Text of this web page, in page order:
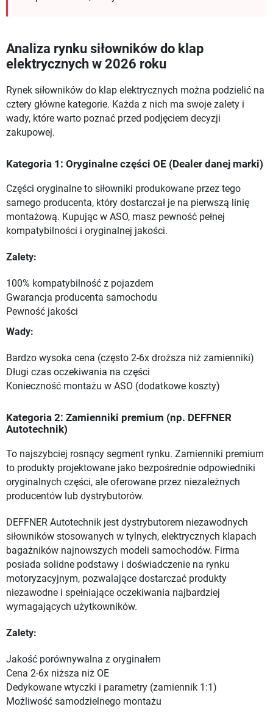
Analiza rynku siłowników do klap
elektrycznych w 2026 roku
Rynek siłowników do klap elektrycznych można podzielić na
cztery główne kategorie. Każda z nich ma swoje zalety i
wady, które warto poznać przed podjęciem decyzji
zakupowej.
Kategoria 1: Oryginalne części OE (Dealer danej marki)
Części oryginalne to siłowniki produkowane przez tego
samego producenta, który dostarczał je na pierwszą linię
montażową. Kupując w ASO, masz pewność pełnej
kompatybilności i oryginalnej jakości.
Zalety:
100% kompatybilność z pojazdem
Gwarancja producenta samochodu
Pewność jakości
Wady:
Bardzo wysoka cena (często 2-6x droższa niż zamienniki)
Długi czas oczekiwania na części
Konieczność montażu w ASO (dodatkowe koszty)
Kategoria 2: Zamienniki premium (np. DEFFNER
Autotechnik)
To najszybciej rosnący segment rynku. Zamienniki premium
to produkty projektowane jako bezpośrednie odpowiedniki
oryginalnych części, ale oferowane przez niezależnych
producentów lub dystrybutorów.
DEFFNER Autotechnik jest dystrybutorem niezawodnych
siłowników stosowanych w tylnych, elektrycznych klapach
bagażników najnowszych modeli samochodów. Firma
posiada solidne podstawy i doświadczenie na rynku
motoryzacyjnym, pozwalające dostarczać produkty
niezawodne i spełniające oczekiwania najbardziej
wymagających użytkowników.
Zalety:
Jakość porównywalna z oryginałem
Cena 2-6x niższa niż OE
Dedykowane wtyczki i parametry (zamiennik 1:1)
Możliwość samodzielnego montażu